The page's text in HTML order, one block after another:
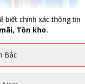
biết chính xác thông tin
Tồn kho.
Bắc